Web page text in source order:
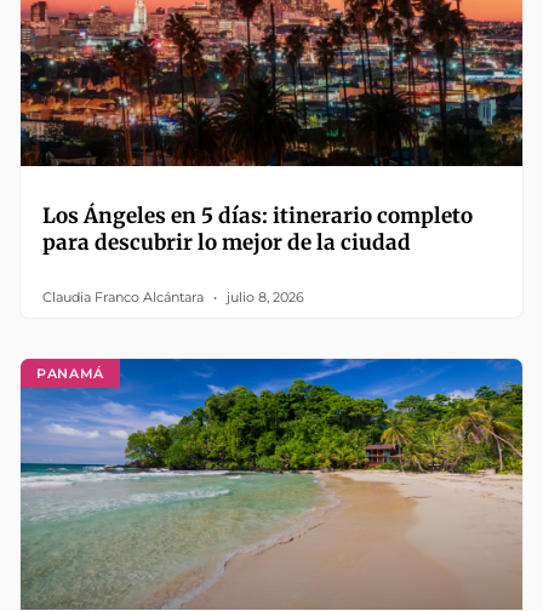
Los Ángeles en 5 días: itinerario completo
para descubrir lo mejor de la ciudad
Claudia Franco Alcántara julio 8, 2026
PANAMÁ